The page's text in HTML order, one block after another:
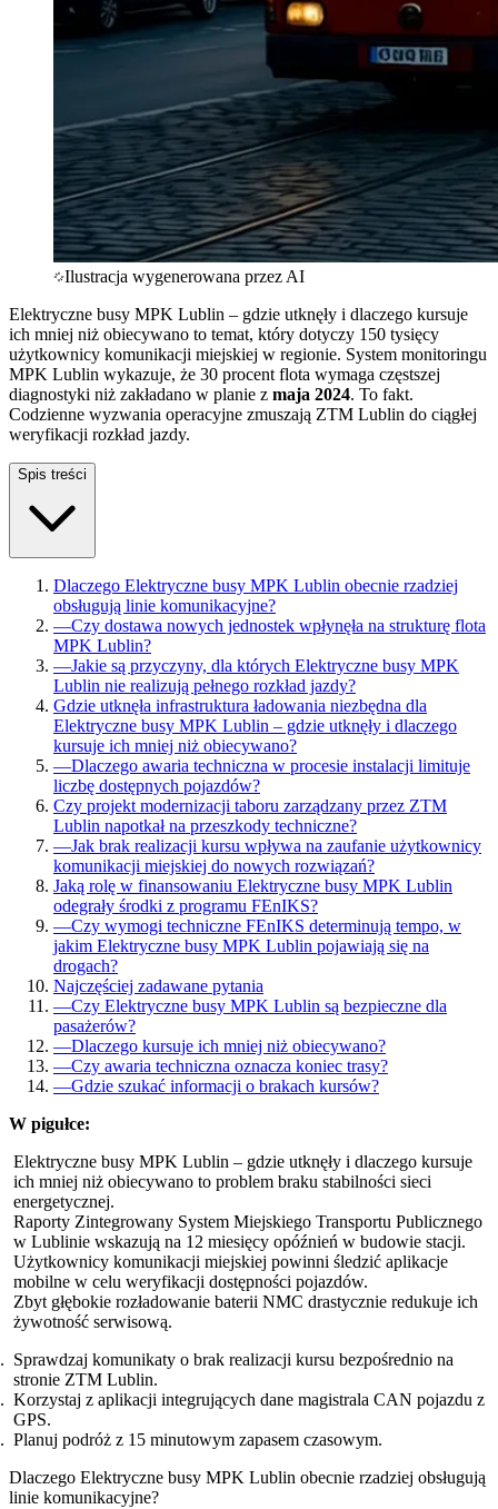
Ilustracja wygenerowana przez AI
Elektryczne busy MPK Lublin – gdzie utknęły i dlaczego kursuje
ich mniej niż obiecywano to temat, który dotyczy 150 tysięcy
użytkownicy komunikacji miejskiej w regionie. System monitoringu
MPK Lublin wykazuje, że 30 procent flota wymaga częstszej
diagnostyki niż zakładano w planie z maja 2024. To fakt.
Codzienne wyzwania operacyjne zmuszają ZTM Lublin do ciągłej
weryfikacji rozkład jazdy.
Spis treści
Dlaczego Elektryczne busy MPK Lublin obecnie rzadziej
obsługują linie komunikacyjne?
—Czy dostawa nowych jednostek wpłynęła na strukturę flota
MPK Lublin?
—Jakie są przyczyny, dla których Elektryczne busy MPK
Lublin nie realizują pełnego rozkład jazdy?
Gdzie utknęła infrastruktura ładowania niezbędna dla
Elektryczne busy MPK Lublin – gdzie utknęły i dlaczego
kursuje ich mniej niż obiecywano?
—Dlaczego awaria techniczna w procesie instalacji limituje
liczbę dostępnych pojazdów?
Czy projekt modernizacji taboru zarządzany przez ZTM
Lublin napotkał na przeszkody techniczne?
—Jak brak realizacji kursu wpływa na zaufanie użytkownicy
komunikacji miejskiej do nowych rozwiązań?
Jaką rolę w finansowaniu Elektryczne busy MPK Lublin
odegrały środki z programu FEnIKS?
—Czy wymogi techniczne FEnIKS determinują tempo, w
jakim Elektryczne busy MPK Lublin pojawiają się na
drogach?
Najczęściej zadawane pytania
—Czy Elektryczne busy MPK Lublin są bezpieczne dla
pasażerów?
—Dlaczego kursuje ich mniej niż obiecywano?
—Czy awaria techniczna oznacza koniec trasy?
—Gdzie szukać informacji o brakach kursów?
W pigułce:
Elektryczne busy MPK Lublin – gdzie utknęły i dlaczego kursuje
ich mniej niż obiecywano to problem braku stabilności sieci
energetycznej.
Raporty Zintegrowany System Miejskiego Transportu Publicznego
w Lublinie wskazują na 12 miesięcy opóźnień w budowie stacji.
Użytkownicy komunikacji miejskiej powinni śledzić aplikacje
mobilne w celu weryfikacji dostępności pojazdów.
Zbyt głębokie rozładowanie baterii NMC drastycznie redukuje ich
żywotność serwisową.
Sprawdzaj komunikaty o brak realizacji kursu bezpośrednio na
stronie ZTM Lublin.
Korzystaj z aplikacji integrujących dane magistrala CAN pojazdu z
GPS.
Planuj podróż z 15 minutowym zapasem czasowym.
Dlaczego Elektryczne busy MPK Lublin obecnie rzadziej obsługują
linie komunikacyjne?